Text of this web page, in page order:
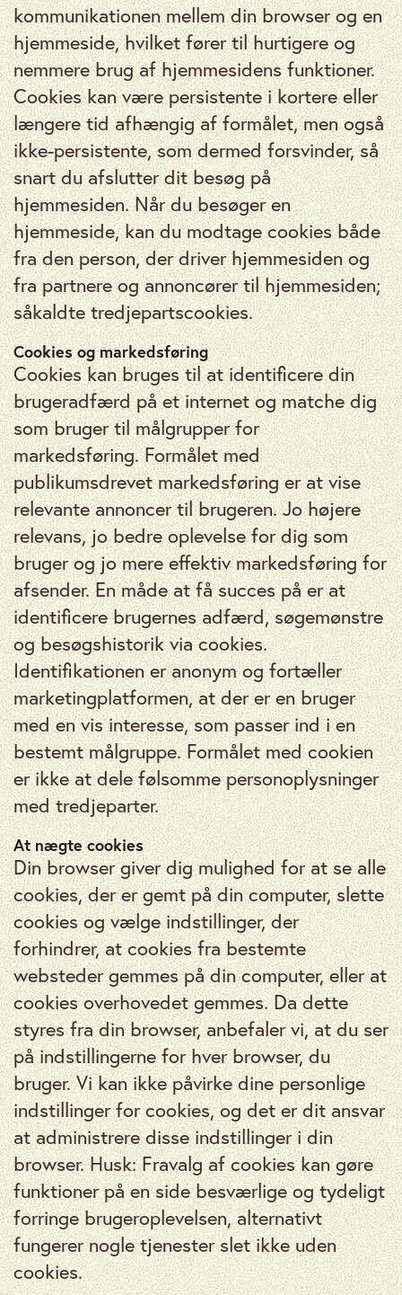
kommunikationen mellem din browser og en
hjemmeside, hvilket fører til hurtigere og
nemmere brug af hjemmesidens funktioner.
Cookies kan være persistente i kortere eller
længere tid afhængig af formålet, men også
ikke-persistente, som dermed forsvinder, så
snart du afslutter dit besøg på
hjemmesiden. Når du besøger en
hjemmeside, kan du modtage cookies både
fra den person, der driver hjemmesiden og
fra partnere og annoncører til hjemmesiden;
såkaldte tredjepartscookies.
Cookies og markedsføring
Cookies kan bruges til at identificere din
brugeradfærd på et internet og matche dig
som bruger til målgrupper for
markedsføring. Formålet med
publikumsdrevet markedsføring er at vise
relevante annoncer til brugeren. Jo højere
relevans, jo bedre oplevelse for dig som
bruger og jo mere effektiv markedsføring for
afsender. En måde at få succes på er at
identificere brugernes adfærd, søgemønstre
og besøgshistorik via cookies.
Identifikationen er anonym og fortæller
marketingplatformen, at der er en bruger
med en vis interesse, som passer ind i en
bestemt målgruppe. Formålet med cookien
er ikke at dele følsomme personoplysninger
med tredjeparter.
At nægte cookies
Din browser giver dig mulighed for at se alle
cookies, der er gemt på din computer, slette
cookies og vælge indstillinger, der
forhindrer, at cookies fra bestemte
websteder gemmes på din computer, eller at
cookies overhovedet gemmes. Da dette
styres fra din browser, anbefaler vi, at du ser
på indstillingerne for hver browser, du
bruger. Vi kan ikke påvirke dine personlige
indstillinger for cookies, og det er dit ansvar
at administrere disse indstillinger i din
browser. Husk: Fravalg af cookies kan gøre
funktioner på en side besværlige og tydeligt
forringe brugeroplevelsen, alternativt
fungerer nogle tjenester slet ikke uden
cookies.